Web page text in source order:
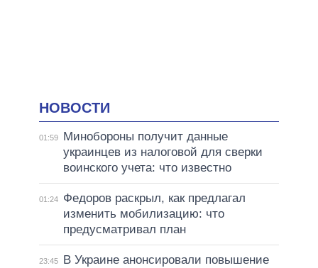
НОВОСТИ
01:59
Минобороны получит данные
украинцев из налоговой для сверки
воинского учета: что известно
01:24
Федоров раскрыл, как предлагал
изменить мобилизацию: что
предусматривал план
23:45
В Украине анонсировали повышение